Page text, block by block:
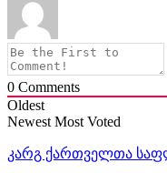
0 Comments
Oldest
Newest Most Voted
კარგ ქართველთა